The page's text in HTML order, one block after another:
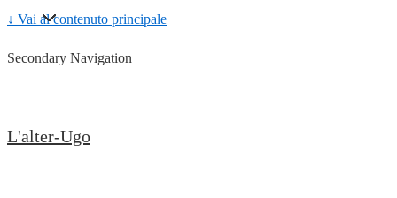
↓ Vai al contenuto principale
Secondary Navigation
L'alter-Ugo